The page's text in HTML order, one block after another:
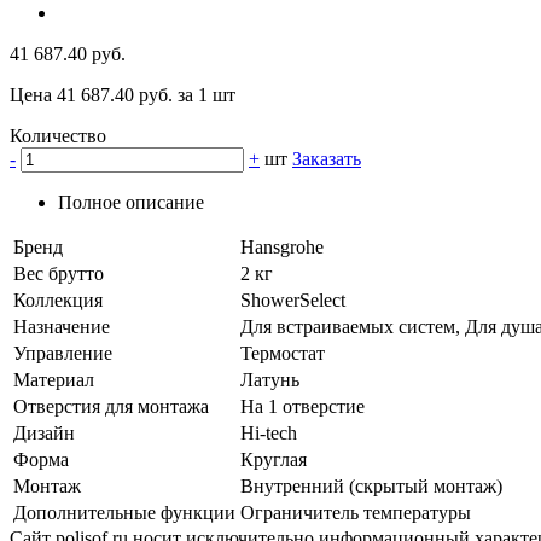
41 687.40 руб.
Цена 41 687.40 руб. за 1 шт
Количество
-
+ шт Заказать
Полное описание
Бренд
Hansgrohe
Вес брутто
2 кг
Коллекция
ShowerSelect
Назначение
Для встраиваемых систем, Для душа
Управление
Термостат
Материал
Латунь
Отверстия для монтажа
На 1 отверстие
Дизайн
Нi-tech
Форма
Круглая
Монтаж
Внутренний (скрытый монтаж)
Дополнительные функции Ограничитель температуры